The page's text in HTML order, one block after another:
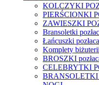
KOLCZYKI
PIERŚCIONKI
ZAWIESZKI
Bransoletki
Łańcuszki
Komplety
BROSZKI
CELEBRYTKI